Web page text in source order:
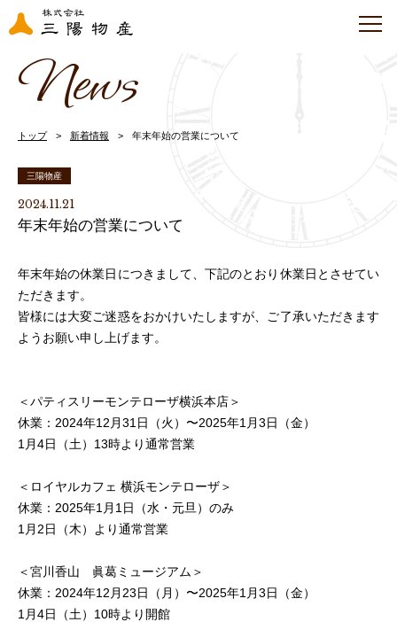
News
トップ 新着情報 年末年始の営業について
三陽物産
2024.11.21
年末年始の営業について
年末年始の休業日につきまして、下記のとおり休業日とさせてい
ただきます。
皆様には大変ご迷惑をおかけいたしますが、ご了承いただきます
ようお願い申し上げます。
＜パティスリーモンテローザ横浜本店＞
休業：2024年12月31日（火）〜2025年1月3日（金）
1月4日（土）13時より通常営業
＜ロイヤルカフェ 横浜モンテローザ＞
休業：2025年1月1日（水・元旦）のみ
1月2日（木）より通常営業
＜宮川香山 眞葛ミュージアム＞
休業：2024年12月23日（月）〜2025年1月3日（金）
1月4日（土）10時より開館